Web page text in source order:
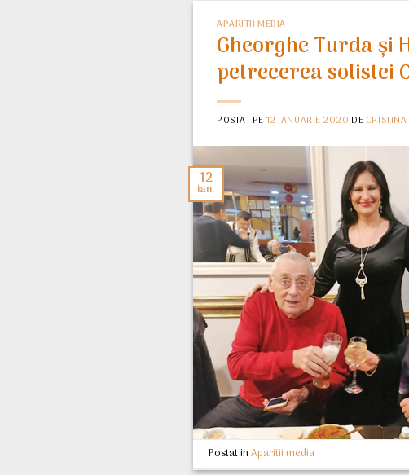
APARITII MEDIA
Gheorghe Turda și
petrecerea solistei
POSTAT PE 12 IANUARIE 2020 DE
12
ian.
Postat inAparitii media